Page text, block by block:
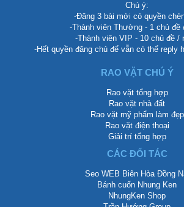
Chú ý:
-Đăng 3 bài mới có quyền
-Thành viên Thường - 1 chủ đề
-Thành viên VIP - 10 chủ đề /
-Hết quyền đăng chủ để vẫn có thể reply
RAO VẶT CHÚ Ý
Rao vặt tổng hợp
Rao vặt nhà đất
Rao vặt mỹ phẩm làm đẹp
Rao vặt điện thoại
Giải trí tổng hợp
CÁC ĐỐI TÁC
Seo WEB Biên Hòa Đồng
Bánh cuốn Nhung Ken
NhungKen Shop